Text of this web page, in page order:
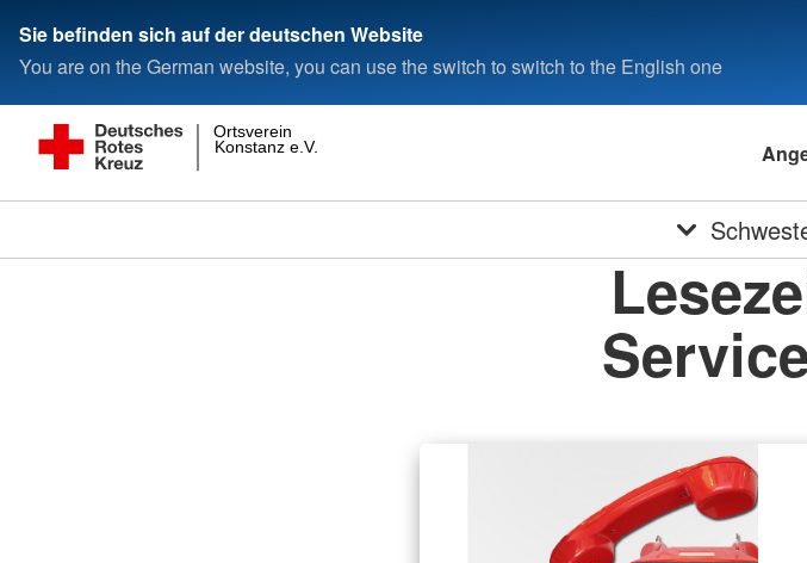
Sie befinden sich auf der deutschen Website
You are on the German website, you can use the switch to switch to the English one
Konstanz e.V.
Ortsverein